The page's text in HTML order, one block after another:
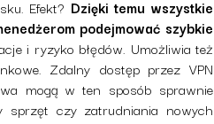
Efekt? Dzięki temu wszystkie
podejmować szybkie
i ryzyko błędów. Umożliwia też
Zdalny dostęp przez VPN
mogą w ten sposób sprawnie
sprzęt czy zatrudniania nowych